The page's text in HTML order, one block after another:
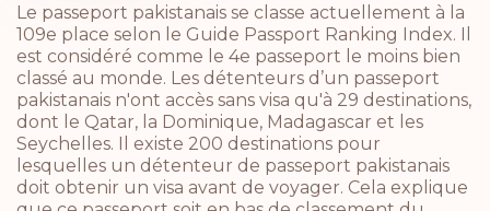
Le passeport pakistanais se classe actuellement à la
109e place selon le Guide Passport Ranking Index. Il
est considéré comme le 4e passeport le moins bien
classé au monde. Les détenteurs d’un passeport
pakistanais n'ont accès sans visa qu'à 29 destinations,
dont le Qatar, la Dominique, Madagascar et les
Seychelles. Il existe 200 destinations pour
lesquelles un détenteur de passeport pakistanais
doit obtenir un visa avant de voyager. Cela explique